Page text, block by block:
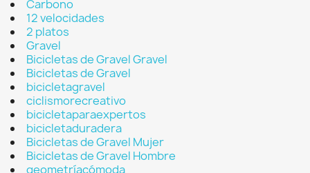
Carbono
12 velocidades
2 platos
Gravel
Bicicletas de Gravel Gravel
Bicicletas de Gravel
bicicletagravel
ciclismorecreativo
bicicletaparaexpertos
bicicletaduradera
Bicicletas de Gravel Mujer
Bicicletas de Gravel Hombre
geometríacómoda